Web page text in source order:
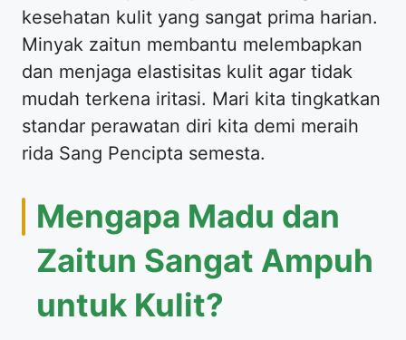
kesehatan kulit yang sangat prima harian.
Minyak zaitun membantu melembapkan
dan menjaga elastisitas kulit agar tidak
mudah terkena iritasi. Mari kita tingkatkan
standar perawatan diri kita demi meraih
rida Sang Pencipta semesta.
Mengapa Madu dan
Zaitun Sangat Ampuh
untuk Kulit?